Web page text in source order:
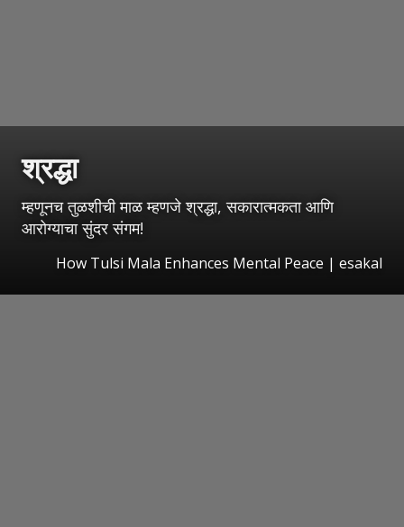
श्रद्धा
म्हणूनच तुळशीची माळ म्हणजे श्रद्धा, सकारात्मकता आणि
आरोग्याचा सुंदर संगम!
How Tulsi Mala Enhances Mental Peace | esakal